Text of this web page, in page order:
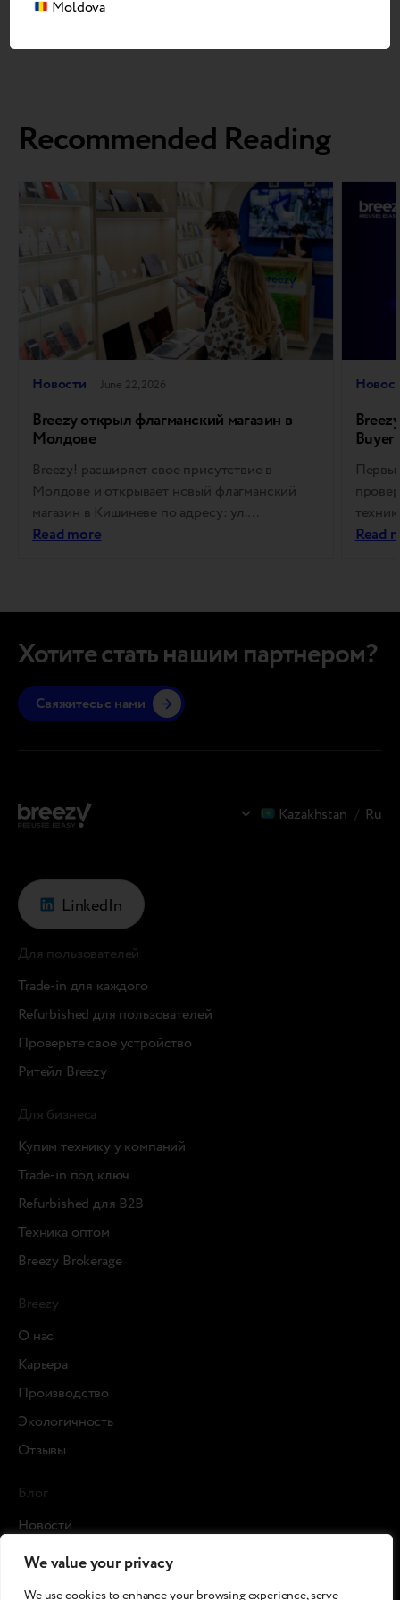
We value your privacy
We use cookies to enhance your browsing experience, serve
Recommended Reading
Новости June 22, 2026
Breezy открыл флагманский магазин в
Молдове
Breezy! расширяет свое присутствие в
Молдове и открывает новый флагманский
магазин в Кишиневе по адресу: ул.
Константина Тэнасе, 9. Новый магазин стал
вопрос доверия к продукту все еще стоит
очень остро. Физический…
Read more
Buyer
Read
Kazakhstan / Ru
Хотите стать нашим партнером?
Свяжитесь с нами
LinkedIn
Для пользователей
Trade-in для каждого
Refurbished для пользователей
Проверьте свое устройство
Ритейл Breezy
Для бизнеса
Купим технику у компаний
Trade-in под ключ
Refurbished для B2B
Техника оптом
Breezy Brokerage
Breezy
О нас
Карьера
Производство
Экологичность
Отзывы
Блог
Новости
Кейсы
Moldova